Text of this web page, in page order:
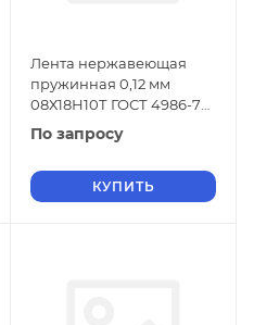
Лента нержавеющая
пружинная 0,12 мм
08Х18Н10Т ГОСТ 4986-79
х/к
По запросу
КУПИТЬ